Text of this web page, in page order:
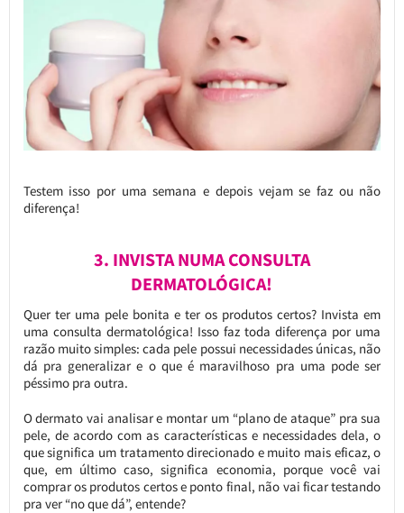
Testem isso por uma semana e depois vejam se faz ou não
diferença!
3. INVISTA NUMA CONSULTA
DERMATOLÓGICA!
Quer ter uma pele bonita e ter os produtos certos? Invista em
uma consulta dermatológica! Isso faz toda diferença por uma
razão muito simples: cada pele possui necessidades únicas, não
dá pra generalizar e o que é maravilhoso pra uma pode ser
péssimo pra outra.
O dermato vai analisar e montar um “plano de ataque” pra sua
pele, de acordo com as características e necessidades dela, o
que significa um tratamento direcionado e muito mais eficaz, o
que, em último caso, significa economia, porque você vai
comprar os produtos certos e ponto final, não vai ficar testando
pra ver “no que dá”, entende?